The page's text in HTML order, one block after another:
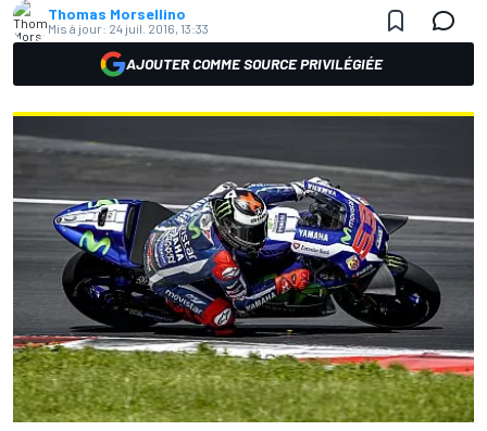
Thomas Morsellino
Mis à jour: 24 juil. 2016, 13:33
AJOUTER COMME SOURCE PRIVILÉGIÉE